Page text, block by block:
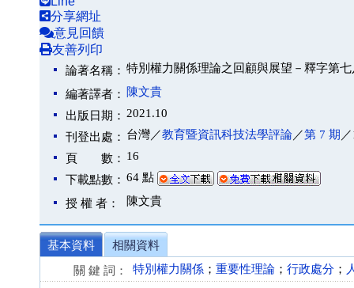
分享網址
意見回饋
友善列印
論著名稱： 特別權力關係理論之回顧與展望－釋字第
編著譯者：
陳文貴
出版日期： 2021.10
刊登出處： 台灣／教育暨資訊科技法學評論／第 7 期
頁 數： 16
下載點數： 64 點
授 權 者： 陳文貴
基本資料
相關資料
關 鍵 詞：
特別權力關係 ； 重要性理論 ； 行政處分 ；